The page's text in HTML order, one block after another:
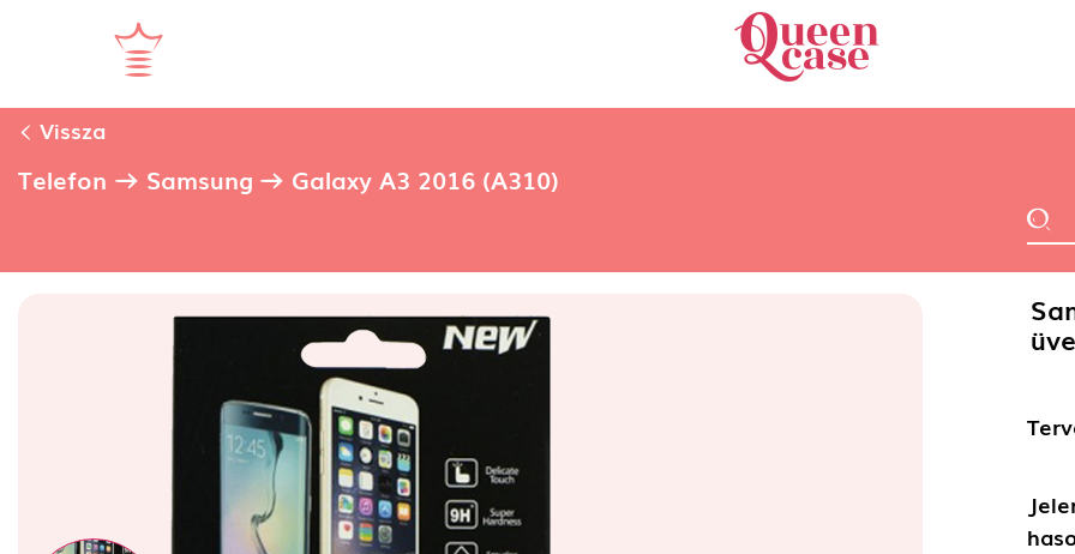
Vissza
Telefon Samsung Galaxy A3 2016 (A310)